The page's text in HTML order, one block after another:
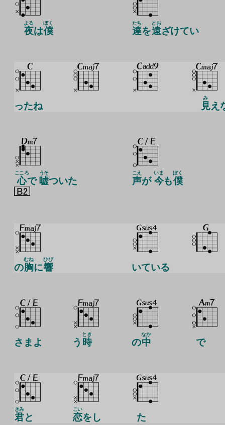
夜
よる
は僕
ぼく
達
たち
を遠
とお
ざけてい
ったね 見
み
え
心
こころ
で 嘘
うそ
ついた 声
こえ
が 今
いま
も僕
ぼく
の胸
むね
に響
ひび
いている
さまよ う 時
とき
の中
なか
で
君
きみ
と 恋
こい
をし た